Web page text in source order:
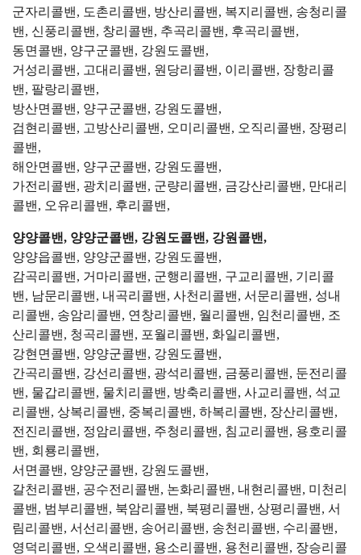
군자리콜밴, 도촌리콜밴, 방산리콜밴, 복지리콜밴, 송청리콜
밴, 신풍리콜밴, 창리콜밴, 추곡리콜밴, 후곡리콜밴,
동면콜밴, 양구군콜밴, 강원도콜밴,
거성리콜밴, 고대리콜밴, 원당리콜밴, 이리콜밴, 장항리콜
밴, 팔랑리콜밴,
방산면콜밴, 양구군콜밴, 강원도콜밴,
검현리콜밴, 고방산리콜밴, 오미리콜밴, 오직리콜밴, 장평리
콜밴,
해안면콜밴, 양구군콜밴, 강원도콜밴,
가전리콜밴, 광치리콜밴, 군량리콜밴, 금강산리콜밴, 만대리
콜밴, 오유리콜밴, 후리콜밴,
양양콜밴, 양양군콜밴, 강원도콜밴, 강원콜밴,
양양읍콜밴, 양양군콜밴, 강원도콜밴,
감곡리콜밴, 거마리콜밴, 군행리콜밴, 구교리콜밴, 기리콜
밴, 남문리콜밴, 내곡리콜밴, 사천리콜밴, 서문리콜밴, 성내
리콜밴, 송암리콜밴, 연창리콜밴, 월리콜밴, 임천리콜밴, 조
산리콜밴, 청곡리콜밴, 포월리콜밴, 화일리콜밴,
강현면콜밴, 양양군콜밴, 강원도콜밴,
간곡리콜밴, 강선리콜밴, 광석리콜밴, 금풍리콜밴, 둔전리콜
밴, 물갑리콜밴, 물치리콜밴, 방축리콜밴, 사교리콜밴, 석교
리콜밴, 상복리콜밴, 중복리콜밴, 하복리콜밴, 장산리콜밴,
전진리콜밴, 정암리콜밴, 주청리콜밴, 침교리콜밴, 용호리콜
밴, 회룡리콜밴,
서면콜밴, 양양군콜밴, 강원도콜밴,
갈천리콜밴, 공수전리콜밴, 논화리콜밴, 내현리콜밴, 미천리
콜밴, 범부리콜밴, 북암리콜밴, 북평리콜밴, 상평리콜밴, 서
림리콜밴, 서선리콜밴, 송어리콜밴, 송천리콜밴, 수리콜밴,
영덕리콜밴, 오색리콜밴, 용소리콜밴, 용천리콜밴, 장승리콜